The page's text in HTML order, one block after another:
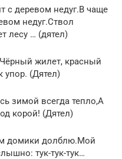
с деревом недуг.В чаще
недуг.Ствол
лесу … (дятел)
жилет, красный
упор. (Дятел)
зимой всегда тепло,А
корой! (Дятел)
домики долблю.Мой
тук-тук-тук…